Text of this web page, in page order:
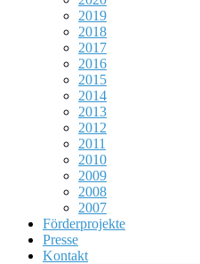
2019
2018
2017
2016
2015
2014
2013
2012
2011
2010
2009
2008
2007
Förderprojekte
Presse
Kontakt